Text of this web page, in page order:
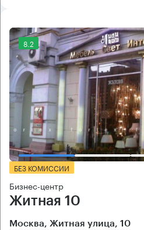
8.2
БЕЗ КОМИССИИ
Бизнес-центр
Житная 10
Москва, Житная улица, 10